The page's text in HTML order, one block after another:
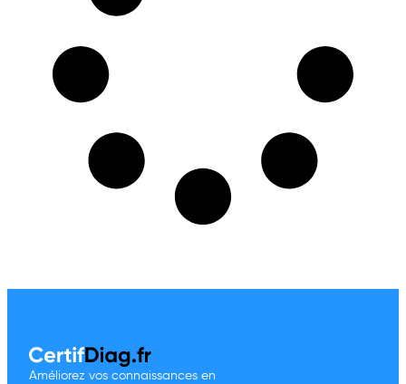
Améliorez vos connaissances en